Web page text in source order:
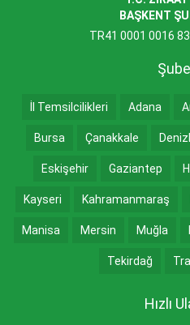
BAŞKENT
TR41 0001 0016
İl Temsilcilikleri Adana
Bursa Çanakkale
Eskişehir Gaziantep
Kayseri Kahramanmaraş
Manisa Mersin Muğla
Tekirdağ
Hızlı